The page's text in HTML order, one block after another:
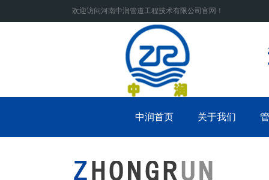
欢迎访问河南中润管道工程技术有限公司官网！
中润首页 关于我们